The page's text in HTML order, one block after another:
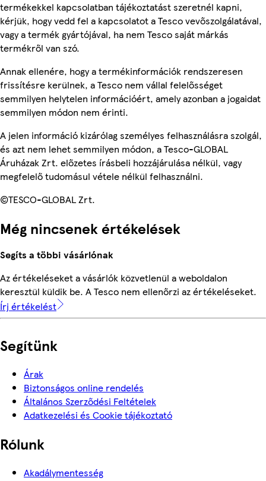
termékekkel kapcsolatban tájékoztatást szeretnél kapni,
kérjük, hogy vedd fel a kapcsolatot a Tesco vevőszolgálatával,
vagy a termék gyártójával, ha nem Tesco saját márkás
termékről van szó.
Annak ellenére, hogy a termékinformációk rendszeresen
frissítésre kerülnek, a Tesco nem vállal felelősséget
semmilyen helytelen információért, amely azonban a jogaidat
semmilyen módon nem érinti.
A jelen információ kizárólag személyes felhasználásra szolgál,
és azt nem lehet semmilyen módon, a Tesco-GLOBAL
Áruházak Zrt. előzetes írásbeli hozzájárulása nélkül, vagy
megfelelő tudomásul vétele nélkül felhasználni.
©TESCO-GLOBAL Zrt.
Még nincsenek értékelések
Segíts a többi vásárlónak
Az értékeléseket a vásárlók közvetlenül a weboldalon
keresztül küldik be. A Tesco nem ellenőrzi az értékeléseket.
Írj értékelést
Segítünk
Árak
Biztonságos online rendelés
Általános Szerződési Feltételek
Adatkezelési és Cookie tájékoztató
Rólunk
Akadálymentesség